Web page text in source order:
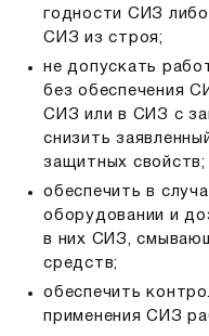
годности СИЗ
СИЗ из строя;
не допускать
без обеспечения
СИЗ или в СИЗ с
снизить
защитных свойств;
обеспечить в
оборудовании и
в них СИЗ,
средств;
обеспечить
применения СИЗ